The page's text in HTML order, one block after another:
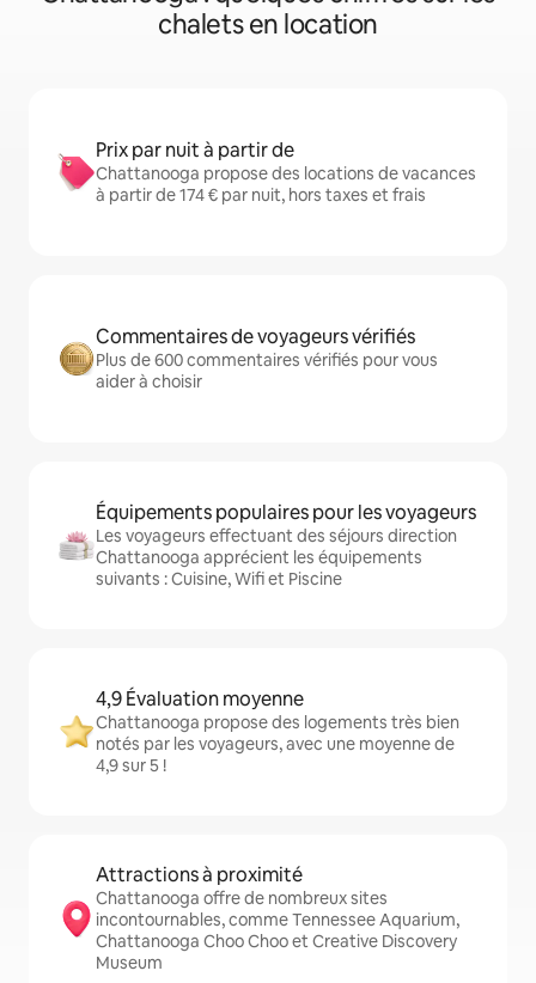
chalets en location
Prix par nuit à partir de
Chattanooga propose des locations de vacances
à partir de 174 € par nuit, hors taxes et frais
Commentaires de voyageurs vérifiés
Plus de 600 commentaires vérifiés pour vous
aider à choisir
Équipements populaires pour les voyageurs
Les voyageurs effectuant des séjours direction
Chattanooga apprécient les équipements
suivants : Cuisine, Wifi et Piscine
4,9 Évaluation moyenne
Chattanooga propose des logements très bien
notés par les voyageurs, avec une moyenne de
4,9 sur 5 !
Attractions à proximité
Chattanooga offre de nombreux sites
incontournables, comme Tennessee Aquarium,
Chattanooga Choo Choo et Creative Discovery
Museum